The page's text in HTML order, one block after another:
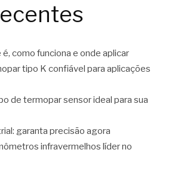
como funciona e onde aplicar
tipo K confiável para aplicações
de termopar sensor ideal para sua
garanta precisão agora
infravermelhos líder no